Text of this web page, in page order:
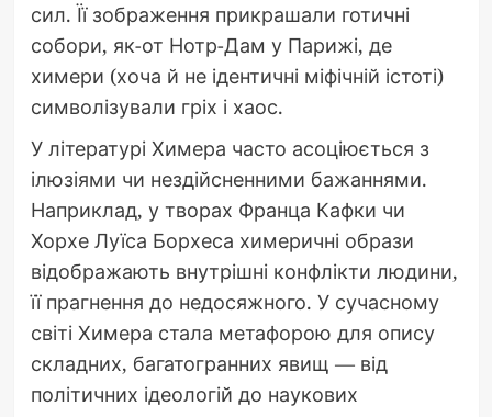
сил. Її зображення прикрашали готичні
собори, як-от Нотр-Дам у Парижі, де
химери (хоча й не ідентичні міфічній істоті)
символізували гріх і хаос.
У літературі Химера часто асоціюється з
ілюзіями чи нездійсненними бажаннями.
Наприклад, у творах Франца Кафки чи
Хорхе Луїса Борхеса химеричні образи
відображають внутрішні конфлікти людини,
її прагнення до недосяжного. У сучасному
світі Химера стала метафорою для опису
складних, багатогранних явищ — від
політичних ідеологій до наукових